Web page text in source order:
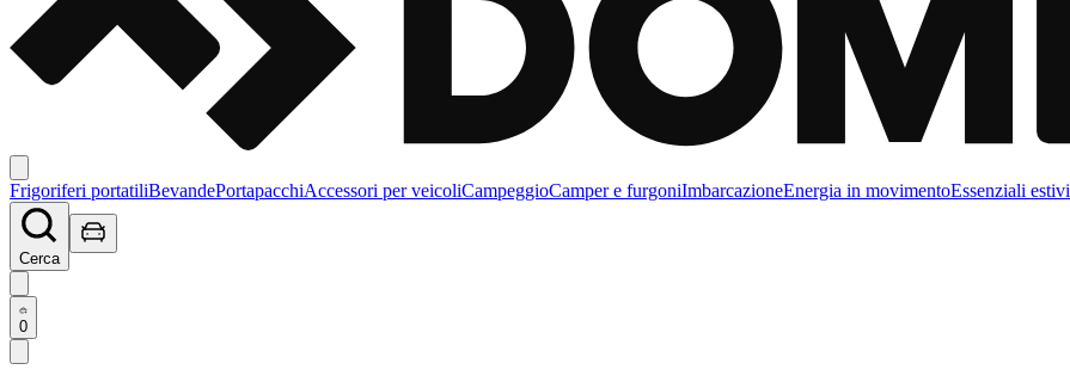
Frigoriferi portatiliBevandePortapacchiAccessori per veicoliCampeggioCamper e furgoniImbarcazioneEnergia in movimentoEssenziali estivi
Cerca
0